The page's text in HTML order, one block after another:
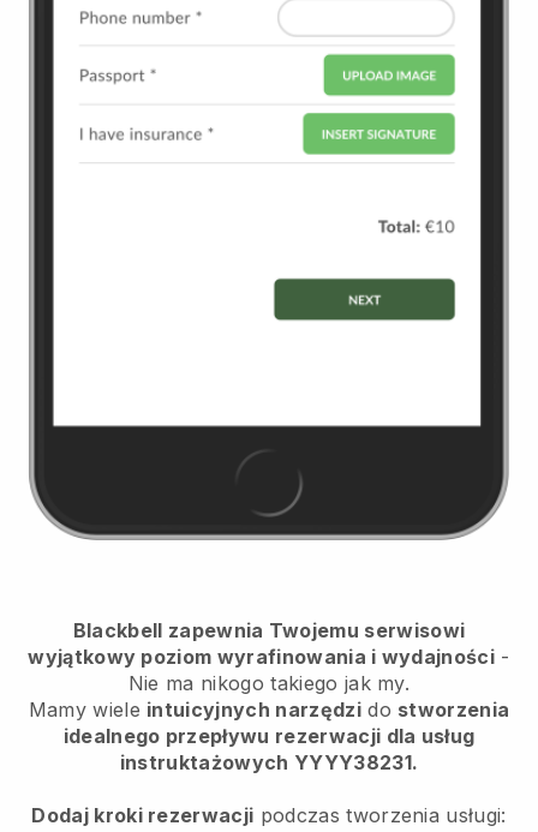
Blackbell zapewnia Twojemu serwisowi
wyjątkowy poziom wyrafinowania i wydajności -
Nie ma nikogo takiego jak my.
Mamy wiele intuicyjnych narzędzido stworzenia
idealnego przepływu rezerwacji dla usług
instruktażowych YYYY38231.
Dodaj kroki rezerwacji podczas tworzenia usługi: